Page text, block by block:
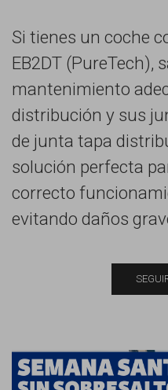
Si tienes un coche
EB2DT (PureTech),
mantenimiento
distribución y sus
de junta tapa
solución perfecta
correcto
evitando daños